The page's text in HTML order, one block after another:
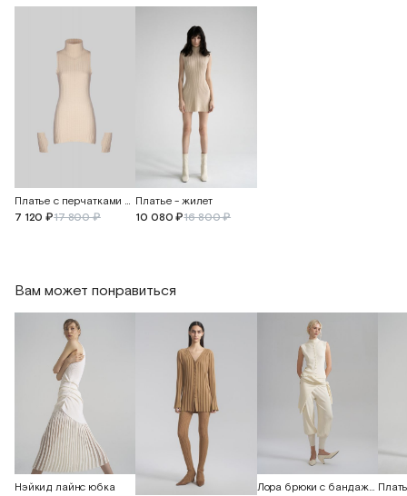
Платье с перчатками из мериносовой шерсти
7 120 ₽17 800 ₽
Платье - жилет
10 080 ₽16 800 ₽
Вам может понравиться
Нэйкид лайнс юбка
Лора брюки с бандажным поясом и манжетами